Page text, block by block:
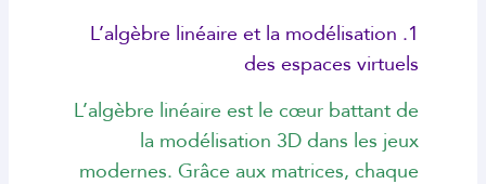
1. L’algèbre linéaire et la modélisation
des espaces virtuels
L’algèbre linéaire est le cœur battant de
la modélisation 3D dans les jeux
modernes. Grâce aux matrices, chaque